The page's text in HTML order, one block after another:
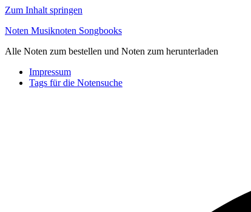
Zum Inhalt springen
Noten Musiknoten Songbooks
Alle Noten zum bestellen und Noten zum herunterladen
Impressum
Tags für die Notensuche